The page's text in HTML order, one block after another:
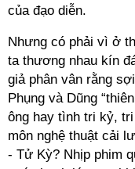
của đạo diễn.
Nhưng có phải vì ở
ta thương nhau kín
giả phân vân rằng
Phụng và Dũng
ông hay tình tri kỷ,
môn nghệ thuật cải
- Tử Kỳ? Nhịp phim